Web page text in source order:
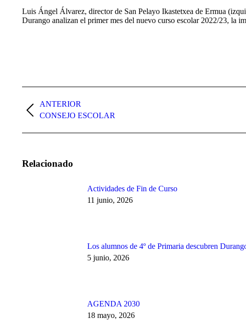
Luis Ángel Álvarez, director de San Pelayo Ikastetxea de Ermua
Durango analizan el primer mes del nuevo curso escolar 2022/23, la
entre
publicaciones
ANTERIOR
Publicación
CONSEJO ESCOLAR
Relacionado
Actividades de Fin de Curso
11 junio, 2026
Los alumnos de 4º de Primaria descubren
5 junio, 2026
AGENDA 2030
18 mayo, 2026